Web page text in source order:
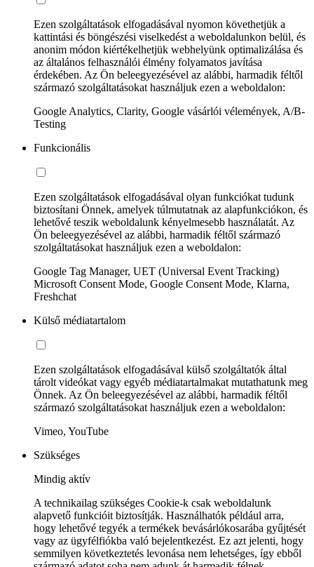
Ezen szolgáltatások elfogadásával nyomon követhetjük a
kattintási és böngészési viselkedést a weboldalunkon belül, és
anonim módon kiértékelhetjük webhelyünk optimalizálása és
az általános felhasználói élmény folyamatos javítása
érdekében. Az Ön beleegyezésével az alábbi, harmadik féltől
származó szolgáltatásokat használjuk ezen a weboldalon:
Google Analytics, Clarity, Google vásárlói vélemények, A/B-
Testing
Funkcionális
Ezen szolgáltatások elfogadásával olyan funkciókat tudunk
biztosítani Önnek, amelyek túlmutatnak az alapfunkciókon, és
lehetővé teszik weboldalunk kényelmesebb használatát. Az
Ön beleegyezésével az alábbi, harmadik féltől származó
szolgáltatásokat használjuk ezen a weboldalon:
Google Tag Manager, UET (Universal Event Tracking)
Microsoft Consent Mode, Google Consent Mode, Klarna,
Freshchat
Külső médiatartalom
Ezen szolgáltatások elfogadásával külső szolgáltatók által
tárolt videókat vagy egyéb médiatartalmakat mutathatunk meg
Önnek. Az Ön beleegyezésével az alábbi, harmadik féltől
származó szolgáltatásokat használjuk ezen a weboldalon:
Vimeo, YouTube
Szükséges
Mindig aktív
A technikailag szükséges Cookie-k csak weboldalunk
alapvető funkcióit biztosítják. Használhatók például arra,
hogy lehetővé tegyék a termékek bevásárlókosarába gyűjtését
vagy az ügyfélfiókba való bejelentkezést. Ez azt jelenti, hogy
semmilyen következtetés levonása nem lehetséges, így ebből